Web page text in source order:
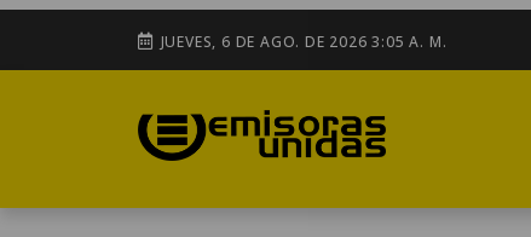
JUEVES, 6 DE AGO. DE 2026 3:05 A. M.